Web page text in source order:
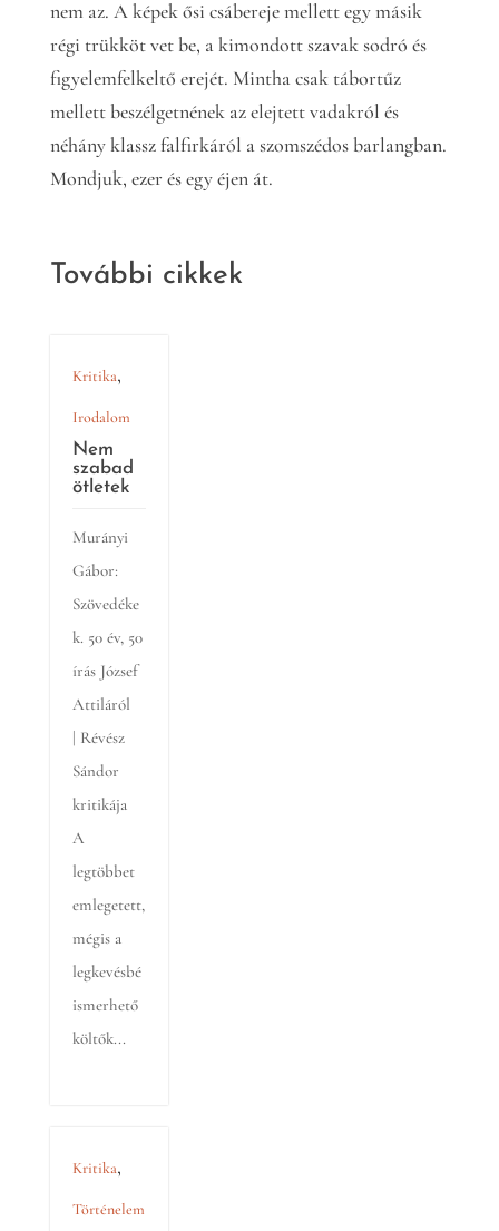
nem az. A képek ősi csábereje mellett egy másik
régi trükköt vet be, a kimondott szavak sodró és
figyelemfelkeltő erejét. Mintha csak tábortűz
mellett beszélgetnének az elejtett vadakról és
néhány klassz falfirkáról a szomszédos barlangban.
Mondjuk, ezer és egy éjen át.
További cikkek
Kritika,
Irodalom
Nem
szabad
ötletek
Murányi
Gábor:
Szövedéke
k. 50 év, 50
írás József
Attiláról
| Révész
Sándor
kritikája
A
legtöbbet
emlegetett,
mégis a
legkevésbé
ismerhető
költők...
Kritika,
Történelem